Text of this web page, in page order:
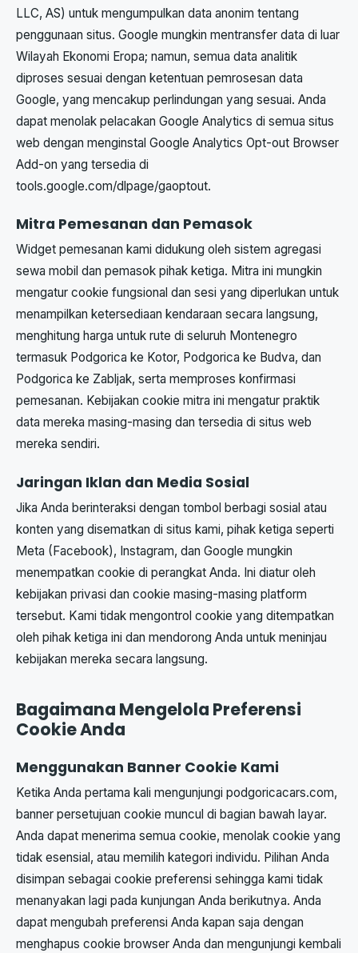
LLC, AS) untuk mengumpulkan data anonim tentang
penggunaan situs. Google mungkin mentransfer data di luar
Wilayah Ekonomi Eropa; namun, semua data analitik
diproses sesuai dengan ketentuan pemrosesan data
Google, yang mencakup perlindungan yang sesuai. Anda
dapat menolak pelacakan Google Analytics di semua situs
web dengan menginstal Google Analytics Opt-out Browser
Add-on yang tersedia di
tools.google.com/dlpage/gaoptout.
Mitra Pemesanan dan Pemasok
Widget pemesanan kami didukung oleh sistem agregasi
sewa mobil dan pemasok pihak ketiga. Mitra ini mungkin
mengatur cookie fungsional dan sesi yang diperlukan untuk
menampilkan ketersediaan kendaraan secara langsung,
menghitung harga untuk rute di seluruh Montenegro
termasuk Podgorica ke Kotor, Podgorica ke Budva, dan
Podgorica ke Zabljak, serta memproses konfirmasi
pemesanan. Kebijakan cookie mitra ini mengatur praktik
data mereka masing-masing dan tersedia di situs web
mereka sendiri.
Jaringan Iklan dan Media Sosial
Jika Anda berinteraksi dengan tombol berbagi sosial atau
konten yang disematkan di situs kami, pihak ketiga seperti
Meta (Facebook), Instagram, dan Google mungkin
menempatkan cookie di perangkat Anda. Ini diatur oleh
kebijakan privasi dan cookie masing-masing platform
tersebut. Kami tidak mengontrol cookie yang ditempatkan
oleh pihak ketiga ini dan mendorong Anda untuk meninjau
kebijakan mereka secara langsung.
Bagaimana Mengelola Preferensi
Cookie Anda
Menggunakan Banner Cookie Kami
Ketika Anda pertama kali mengunjungi podgoricacars.com,
banner persetujuan cookie muncul di bagian bawah layar.
Anda dapat menerima semua cookie, menolak cookie yang
tidak esensial, atau memilih kategori individu. Pilihan Anda
disimpan sebagai cookie preferensi sehingga kami tidak
menanyakan lagi pada kunjungan Anda berikutnya. Anda
dapat mengubah preferensi Anda kapan saja dengan
menghapus cookie browser Anda dan mengunjungi kembali